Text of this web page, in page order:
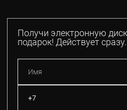
Получи электронную
подарок! Действует сразу.